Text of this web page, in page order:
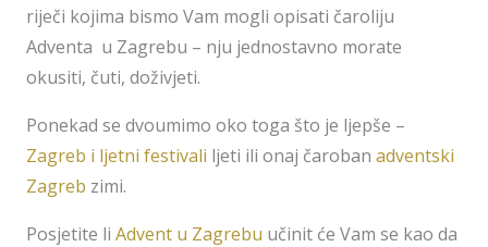
riječi kojima bismo Vam mogli opisati čaroliju
Adventa u Zagrebu – nju jednostavno morate
okusiti, čuti, doživjeti.
Ponekad se dvoumimo oko toga što je ljepše –
Zagreb i ljetni festivali ljeti ili onaj čaroban adventski
Zagreb zimi.
Posjetite li Advent u Zagrebu učinit će Vam se kao da